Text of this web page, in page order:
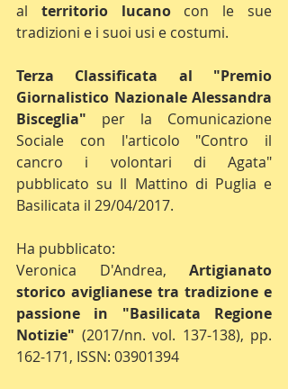
al territorio lucano con le sue
tradizioni e i suoi usi e costumi.
Terza Classificata al "Premio
Giornalistico Nazionale Alessandra
Bisceglia" per la Comunicazione
Sociale con l'articolo "Contro il
cancro i volontari di Agata"
pubblicato su Il Mattino di Puglia e
Basilicata il 29/04/2017.
Ha pubblicato:
Veronica D'Andrea, Artigianato
storico aviglianese tra tradizione e
passione in "Basilicata Regione
Notizie" (2017/nn. vol. 137-138), pp.
162-171, ISSN: 03901394